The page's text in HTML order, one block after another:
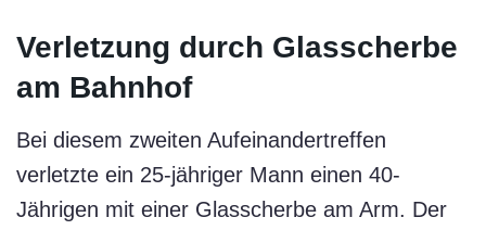
Verletzung durch Glasscherbe
am Bahnhof
Bei diesem zweiten Aufeinandertreffen
verletzte ein 25-jähriger Mann einen 40-
Jährigen mit einer Glasscherbe am Arm. Der